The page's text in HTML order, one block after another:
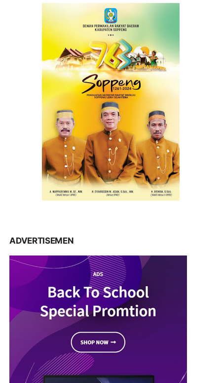
ADVERTISEMEN